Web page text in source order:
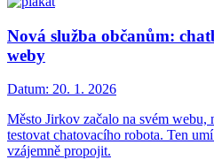
Nová služba občanům:
weby
Datum: 20. 1. 2026
Město Jirkov začalo na svém webu,
testovat chatovacího robota. Ten
vzájemně propojit.